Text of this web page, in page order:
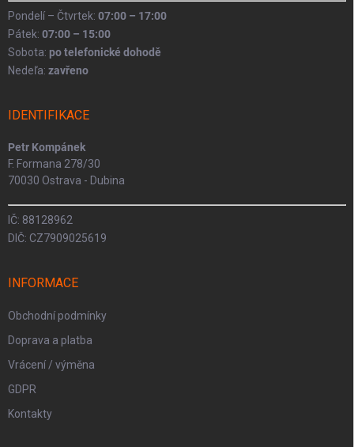
Pondelí – Čtvrtek: 07:00 – 17:00
Pátek: 07:00 – 15:00
Sobota: po telefonické dohodě
Nedeľa: zavřeno
IDENTIFIKACE
Petr Kompánek
F. Formana 278/30
70030 Ostrava - Dubina
IČ: 88128962
DIČ: CZ7909025619
INFORMACE
Obchodní podmínky
Doprava a platba
Vrácení / výměna
GDPR
Kontakty